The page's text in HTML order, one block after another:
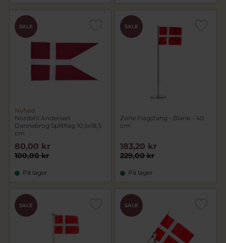
SALE
Nyhed
Nordahl Andersen
Dannebrog Splitflag 10,5x18,5
cm
100,00 kr
80,00 kr
På lager
SALE
Zone Flagstang - Blank - 40
cm
229,00 kr
183,20 kr
På lager
SALE SALE